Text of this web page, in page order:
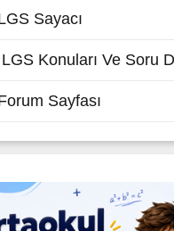
Sayacı
Konuları Ve Soru
Sayfası